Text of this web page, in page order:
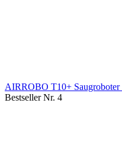
AIRROBO T10+
Bestseller Nr. 4